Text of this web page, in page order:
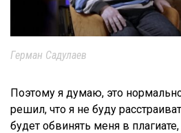
Герман Садулаев
Поэтому я думаю, это
решил, что я не буду
будет обвинять меня в